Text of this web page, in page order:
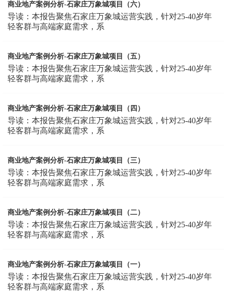
商业地产案例分析-石家庄万象城项目（六）
导读：本报告聚焦石家庄万象城运营实践，针对25-40岁年
轻客群与高端家庭需求，系
商业地产案例分析-石家庄万象城项目（五）
导读：本报告聚焦石家庄万象城运营实践，针对25-40岁年
轻客群与高端家庭需求，系
商业地产案例分析-石家庄万象城项目（四）
导读：本报告聚焦石家庄万象城运营实践，针对25-40岁年
轻客群与高端家庭需求，系
商业地产案例分析-石家庄万象城项目（三）
导读：本报告聚焦石家庄万象城运营实践，针对25-40岁年
轻客群与高端家庭需求，系
商业地产案例分析-石家庄万象城项目（二）
导读：本报告聚焦石家庄万象城运营实践，针对25-40岁年
轻客群与高端家庭需求，系
商业地产案例分析-石家庄万象城项目（一）
导读：本报告聚焦石家庄万象城运营实践，针对25-40岁年
轻客群与高端家庭需求，系